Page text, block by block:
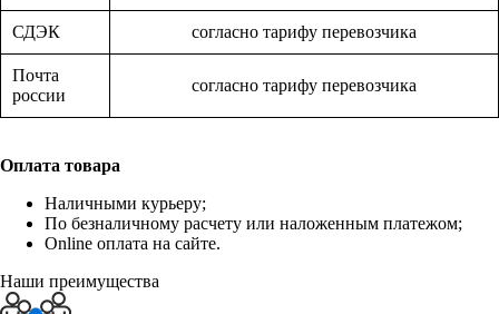
СДЭК согласно тарифу перевозчика
Почта
россии
согласно тарифу перевозчика
Оплата товара
Наличными курьеру;
По безналичному расчету или наложенным платежом;
Online оплата на сайте.
Наши преимущества